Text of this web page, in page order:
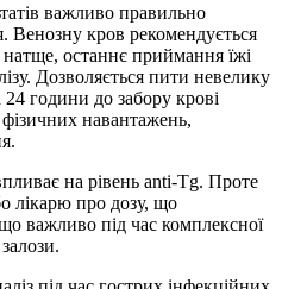
важливо правильно
Венозну кров рекомендується
останнє приймання їжі
Дозволяється пити невелику
24 години до забору крові
навантажень,
на рівень anti-Tg. Проте
лікарю про дозу, що
важливо під час комплексної